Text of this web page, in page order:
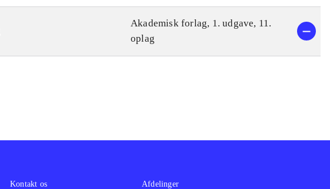
Akademisk forlag, 1. udgave, 11.
oplag
Kontakt os Afdelinger